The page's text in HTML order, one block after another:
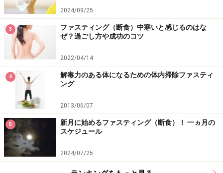
ファスティングに成功しやすい人のライフ
スタイル・生活習慣
第1位 直近で大きな目標があり、自分を魅せることを
楽しんでいる
……「結婚式や同窓会」などのイベントがあれば、この日
までにという目標がはっきりしますし、「このドレスを
着たい」という目標も、どれくらい痩せるべきかが数値
化しやすいので、ファスティング中も目的意識が下がり
にくくなります。
第2位 スポーツや趣味など、没頭できるものがある
2024/09/25
3
ファスティング（断食）中寒いと感じるのはな
ぜ？過ごし方や成功のコツ
2022/04/14
4
解毒力のある体になるための体内掃除ファスティ
ング
2013/06/07
5
新月に始めるファスティング（断食）！ 一ヵ月の
スケジュール
2024/07/25